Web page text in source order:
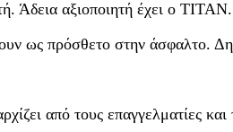
Άδεια αξιοποιητή έχει ο
ως πρόσθετο στην άσφαλτο.
από τους επαγγελματίες